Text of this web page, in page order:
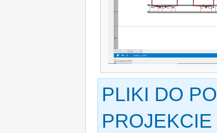
PLIKI DO
PROJEKCIE